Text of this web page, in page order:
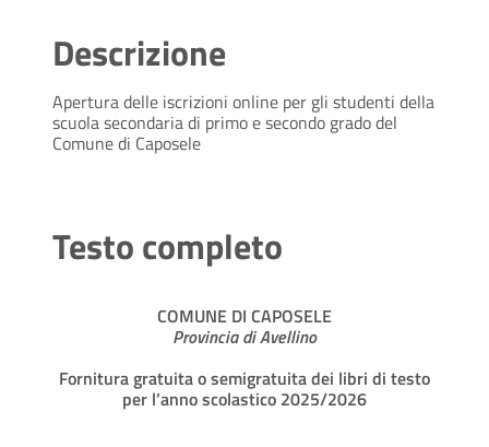
Descrizione
Apertura delle iscrizioni online per gli studenti della
scuola secondaria di primo e secondo grado del
Comune di Caposele
Testo completo
COMUNE DI CAPOSELE
Provincia di Avellino
Fornitura gratuita o semigratuita dei libri di testo
per l’anno scolastico 2025/2026